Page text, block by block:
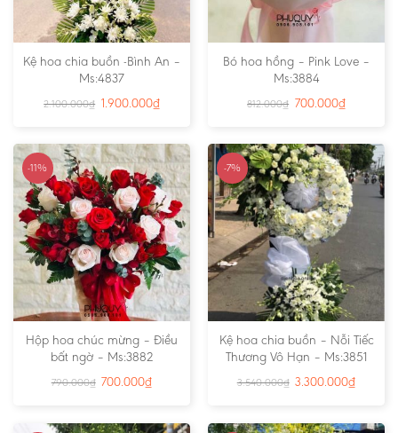
Kệ hoa chia buồn -Bình An –
Ms:4837
2.100.000₫ 1.900.000₫
Bó hoa hồng – Pink Love –
Ms:3884
812.000₫ 700.000₫
-11%
Hộp hoa chúc mừng – Điều
bất ngờ – Ms:3882
790.000₫ 700.000₫
-7%
Kệ hoa chia buồn – Nỗi Tiếc
Thương Vô Hạn – Ms:3851
3.540.000₫ 3.300.000₫